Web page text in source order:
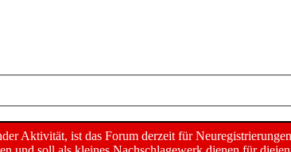
Aktivität, ist das Forum derzeit für